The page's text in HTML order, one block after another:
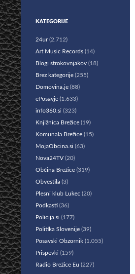
KATEGORIJE
24ur(2.712)
Art Music Records (14)
Blogi strokovnjakov (18)
Brez kategorije (255)
Domovina.je (88)
ePosavje (1.633)
info360.si (323)
Knjižnica Brežice (19)
Komunala Brežice (15)
MojaObcina.si (63)
Nova24TV (20)
Občina Brežice (319)
Obvestila (3)
Plesni klub Lukec (20)
Podkasti (36)
Policija.si (177)
Politika Slovenije (39)
Posavski Obzornik (1.055)
Prispevki (159)
Radio Brežice Eu (227)